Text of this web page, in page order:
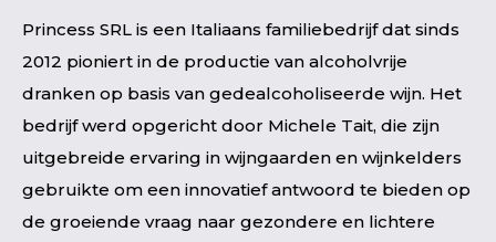
Princess SRL is een Italiaans familiebedrijf dat sinds
2012 pioniert in de productie van alcoholvrije
dranken op basis van gedealcoholiseerde wijn. Het
bedrijf werd opgericht door Michele Tait, die zijn
uitgebreide ervaring in wijngaarden en wijnkelders
gebruikte om een innovatief antwoord te bieden op
de groeiende vraag naar gezondere en lichtere